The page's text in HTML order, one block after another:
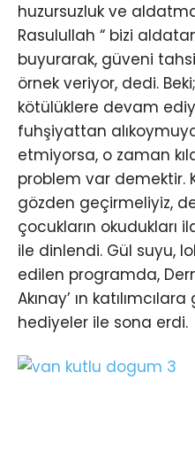
huzursuzluk ve
Rasulullah “ bizi
buyurarak, güveni
örnek veriyor, dedi.
kötülüklere devam
fuhşiyattan
etmiyorsa, o zaman
problem var demektir.
gözden geçirmeliyiz,
çocukların okudukları
ile dinlendi. Gül suyu,
edilen programda,
Akınay’ ın
hediyeler ile sona erdi.